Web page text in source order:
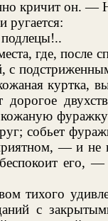
кричит он. —
ругается:
где, после
с
куртка,
дорогое
кожаную
собьет
— и не
его,
тихого
с